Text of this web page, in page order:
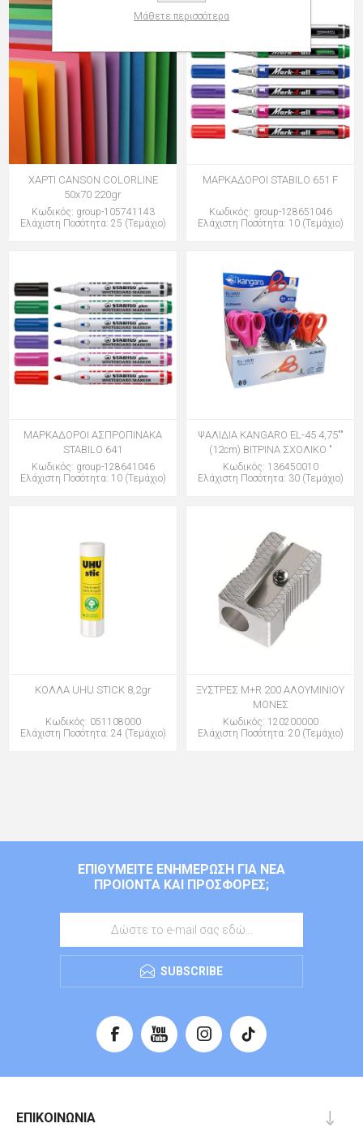
ΧΑΡΤΙ CANSON COLORLINE
50x70 220gr
Κωδικός: group-105741143
Ελάχιστη Ποσότητα: 25 (Τεμάχιο)
ΜΑΡΚΑΔΟΡΟΙ STABILO 651 F
Κωδικός: group-128651046
Ελάχιστη Ποσότητα: 10 (Τεμάχιο)
ΜΑΡΚΑΔΟΡΟΙ ΑΣΠΡΟΠΙΝΑΚΑ
STABILO 641
Κωδικός: group-128641046
Ελάχιστη Ποσότητα: 10 (Τεμάχιο)
ΨΑΛΙΔΙΑ KANGARO EL-45 4,75""
(12cm) ΒΙΤΡΙΝΑ ΣΧΟΛΙΚΟ "
Κωδικός: 136450010
Ελάχιστη Ποσότητα: 30 (Τεμάχιο)
ΚΟΛΛΑ UHU STICK 8,2gr
Κωδικός: 051108000
Ελάχιστη Ποσότητα: 24 (Τεμάχιο)
ΞΥΣΤΡΕΣ M+R 200 ΑΛΟΥΜΙΝΙΟΥ
ΜΟΝΕΣ
Κωδικός: 120200000
Ελάχιστη Ποσότητα: 20 (Τεμάχιο)
ΕΠΙΘΥΜΕΊΤΕ ΕΝΗΜΈΡΩΣΗ ΓΙΑ ΝΈΑ
ΠΡΟΙΌΝΤΑ ΚΑΙ ΠΡΟΣΦΟΡΈΣ;
SUBSCRIBE
ΕΠΙΚΟΙΝΩΝΊΑ
Μάθετε περισσότερα